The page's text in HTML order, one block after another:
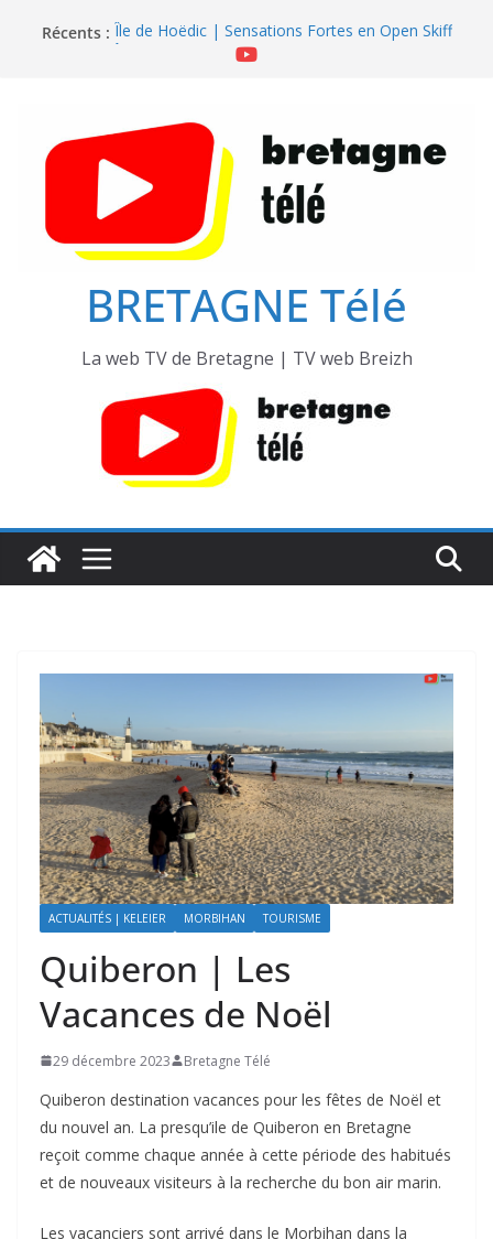
Récents : Île de Hoëdic | Sensations Fortes en Open Skiff
Île de Hoëdic | Dimanche le Jour du Zodiac
Île de Hoëdic | Le Sémaphore ouvert au Public
BRETAGNE Télé
La web TV de Bretagne | TV web Breizh
ACTUALITÉS | KELEIER MORBIHAN TOURISME
Quiberon | Les
Vacances de Noël
29 décembre 2023 Bretagne Télé
Quiberon destination vacances pour les fêtes de Noël et
du nouvel an. La presqu’ile de Quiberon en Bretagne
reçoit comme chaque année à cette période des habitués
et de nouveaux visiteurs à la recherche du bon air marin.
Les vacanciers sont arrivé dans le Morbihan dans la